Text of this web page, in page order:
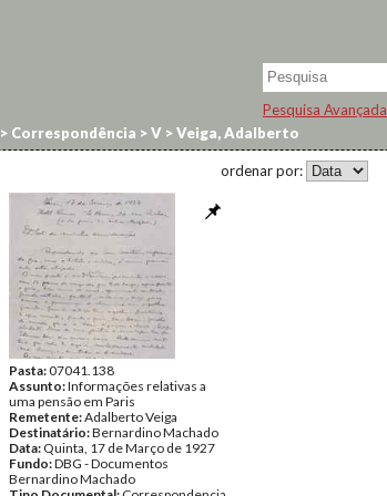
Pesquisa Avançada
> Correspondência >V >Veiga, Adalberto
ordenar por:
Pasta:07041.138
Assunto:Informações relativas a
uma pensão em Paris
Remetente:Adalberto Veiga
Destinatário:Bernardino Machado
Data: Quinta, 17 de Março de 1927
Fundo:DBG - Documentos
Bernardino Machado